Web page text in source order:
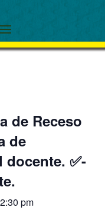
de Receso
de
✅-
pm